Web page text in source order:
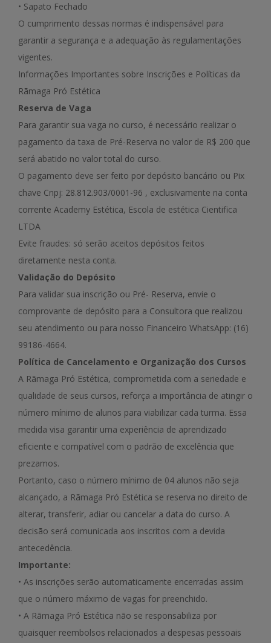
• Sapato Fechado
O cumprimento dessas normas é indispensável para
garantir a segurança e a adequação às regulamentações
vigentes.
Informações Importantes sobre Inscrições e Políticas da
Rãmaga Pró Estética
Reserva de Vaga
Para garantir sua vaga no curso, é necessário realizar o
pagamento da taxa de Pré-Reserva no valor de R$ 200 que
será abatido no valor total do curso.
O pagamento deve ser feito por depósito bancário ou Pix
chave Cnpj: 28.812.903/0001-96 , exclusivamente na conta
corrente Academy Estética, Escola de estética Cientifica
LTDA
Evite fraudes: só serão aceitos depósitos feitos
diretamente nesta conta.
Validação do Depósito
Para validar sua inscrição ou Pré- Reserva, envie o
comprovante de depósito para a Consultora que realizou
seu atendimento ou para nosso Financeiro WhatsApp: (16)
99186-4664.
Política de Cancelamento e Organização dos Cursos
A Rãmaga Pró Estética, comprometida com a seriedade e
qualidade de seus cursos, reforça a importância de atingir o
número mínimo de alunos para viabilizar cada turma. Essa
medida visa garantir uma experiência de aprendizado
eficiente e compatível com o padrão de excelência que
prezamos.
Portanto, caso o número mínimo de 04 alunos não seja
alcançado, a Rãmaga Pró Estética se reserva no direito de
alterar, transferir, adiar ou cancelar a data do curso. A
decisão será comunicada aos inscritos com a devida
antecedência.
Importante:
• As inscrições serão automaticamente encerradas assim
que o número máximo de vagas for preenchido.
• A Rãmaga Pró Estética não se responsabiliza por
quaisquer reembolsos relacionados a despesas pessoais